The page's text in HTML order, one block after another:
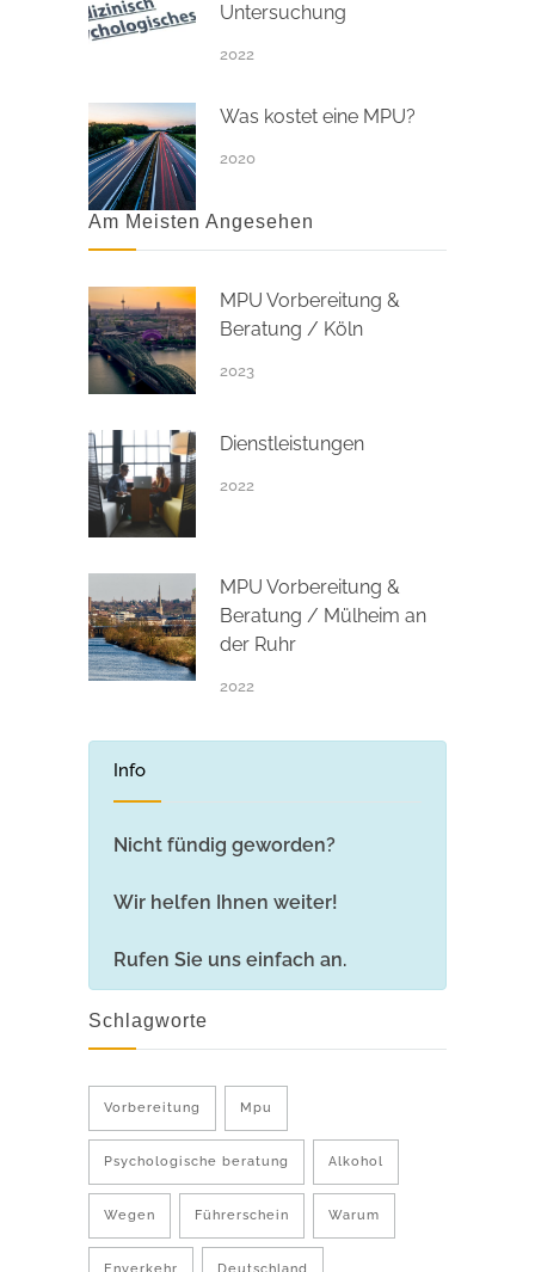
Untersuchung
2022
Was kostet eine MPU?
2020
Am Meisten Angesehen
MPU Vorbereitung &
Beratung / Köln
2023
Dienstleistungen
2022
MPU Vorbereitung &
Beratung / Mülheim an
der Ruhr
2022
Info
Nicht fündig geworden?
Wir helfen Ihnen weiter!
Rufen Sie uns einfach an.
Schlagworte
Vorbereitung Mpu
Psychologische beratung Alkohol
Wegen Führerschein Warum